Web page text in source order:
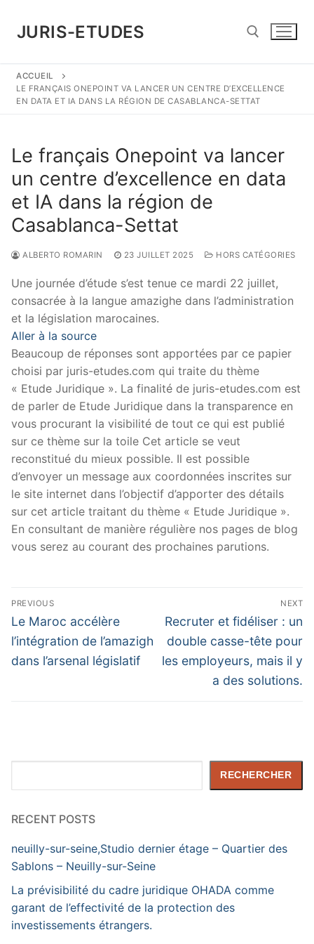
contenu
JURIS-ETUDES
Rechercher :
ACCUEIL
LE FRANÇAIS ONEPOINT VA LANCER UN CENTRE D’EXCELLENCE
EN DATA ET IA DANS LA RÉGION DE CASABLANCA-SETTAT
Le français Onepoint va lancer
un centre d’excellence en data
et IA dans la région de
Casablanca-Settat
ALBERTO ROMARIN 23 JUILLET 2025 HORS CATÉGORIES
Une journée d’étude s’est tenue ce mardi 22 juillet,
consacrée à la langue amazighe dans l’administration
et la législation marocaines.
Aller à la source
Beaucoup de réponses sont apportées par ce papier
choisi par juris-etudes.com qui traite du thème
« Etude Juridique ». La finalité de juris-etudes.com est
de parler de Etude Juridique dans la transparence en
vous procurant la visibilité de tout ce qui est publié
sur ce thème sur la toile Cet article se veut
reconstitué du mieux possible. Il est possible
d’envoyer un message aux coordonnées inscrites sur
le site internet dans l’objectif d’apporter des détails
sur cet article traitant du thème « Etude Juridique ».
En consultant de manière régulière nos pages de blog
vous serez au courant des prochaines parutions.
Navigation
de
l’article
PREVIOUS
Previous
post:
Le Maroc accélère
l’intégration de l’amazigh
dans l’arsenal législatif
NEXT
Next
post:
Recruter et fidéliser : un
double casse-tête pour
les employeurs, mais il y
a des solutions.
RECHERCHER
RECENT POSTS
neuilly-sur-seine,Studio dernier étage – Quartier des
Sablons – Neuilly-sur-Seine
La prévisibilité du cadre juridique OHADA comme
garant de l’effectivité de la protection des
investissements étrangers.